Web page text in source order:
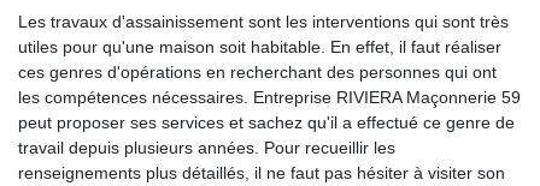
Les travaux d'assainissement sont les interventions qui sont très
utiles pour qu'une maison soit habitable. En effet, il faut réaliser
ces genres d'opérations en recherchant des personnes qui ont
les compétences nécessaires. Entreprise RIVIERA Maçonnerie 59
peut proposer ses services et sachez qu'il a effectué ce genre de
travail depuis plusieurs années. Pour recueillir les
renseignements plus détaillés, il ne faut pas hésiter à visiter son